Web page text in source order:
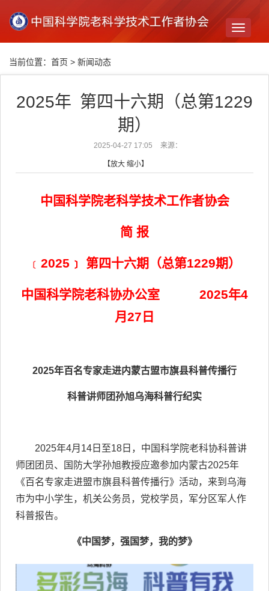
Toggle
当前位置： 首页 > 新闻动态
2025年 第四十六期（总第1229
期）
2025-04-27 17:05 来源：
【放大 缩小】
中国科学院老科学技术工作者协会
简 报
﹝ 2025﹞ 第四十六期（总第1229期）
中国科学院老科协办公室 2025年4
月 27 日
2025年百名专家走进内蒙古盟市旗县科普传播行
科普讲师团孙旭乌海科普行纪实
2025年4月 14 日至18 日，中国科学院老科协科普讲
师团团员、国防大学孙旭教授应邀参加内蒙古2025年
《百名专家走进盟市旗县科普传播行》活动，来到乌海
市为中小学生，机关公务员，党校学员，军分区军人作
科普报告。
《中国梦，强国梦，我的梦》